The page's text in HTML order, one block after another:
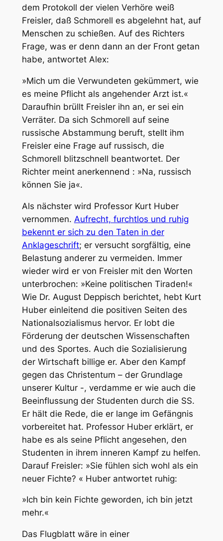
dem Protokoll der vielen Verhöre weiß
Freisler, daß Schmorell es abgelehnt hat, auf
Menschen zu schießen. Auf des Richters
Frage, was er denn dann an der Front getan
habe, antwortet Alex:
»Mich um die Verwundeten gekümmert, wie
es meine Pflicht als angehender Arzt ist.«
Daraufhin brüllt Freisler ihn an, er sei ein
Verräter. Da sich Schmorell auf seine
russische Abstammung beruft, stellt ihm
Freisler eine Frage auf russisch, die
Schmorell blitzschnell beantwortet. Der
Richter meint anerkennend : »Na, russisch
können Sie ja«.
Als nächster wird Professor Kurt Huber
vernommen. Aufrecht, furchtlos und ruhig
bekennt er sich zu den Taten in der
Anklageschrift; er versucht sorgfältig, eine
Belastung anderer zu vermeiden. Immer
wieder wird er von Freisler mit den Worten
unterbrochen: »Keine politischen Tiraden!«
Wie Dr. August Deppisch berichtet, hebt Kurt
Huber einleitend die positiven Seiten des
Nationalsozialismus hervor. Er lobt die
Förderung der deutschen Wissenschaften
und des Sportes. Auch die Sozialisierung
der Wirtschaft billige er. Aber den Kampf
gegen das Christentum – der Grundlage
unserer Kultur -, verdamme er wie auch die
Beeinflussung der Studenten durch die SS.
Er hält die Rede, die er lange im Gefängnis
vorbereitet hat. Professor Huber erklärt, er
habe es als seine Pflicht angesehen, den
Studenten in ihrem inneren Kampf zu helfen.
Darauf Freisler: »Sie fühlen sich wohl als ein
neuer Fichte? « Huber antwortet ruhig:
»Ich bin kein Fichte geworden, ich bin jetzt
mehr.«
Das Flugblatt wäre in einer